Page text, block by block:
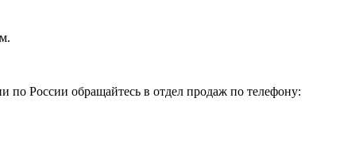
по России обращайтесь в отдел продаж по телефону: